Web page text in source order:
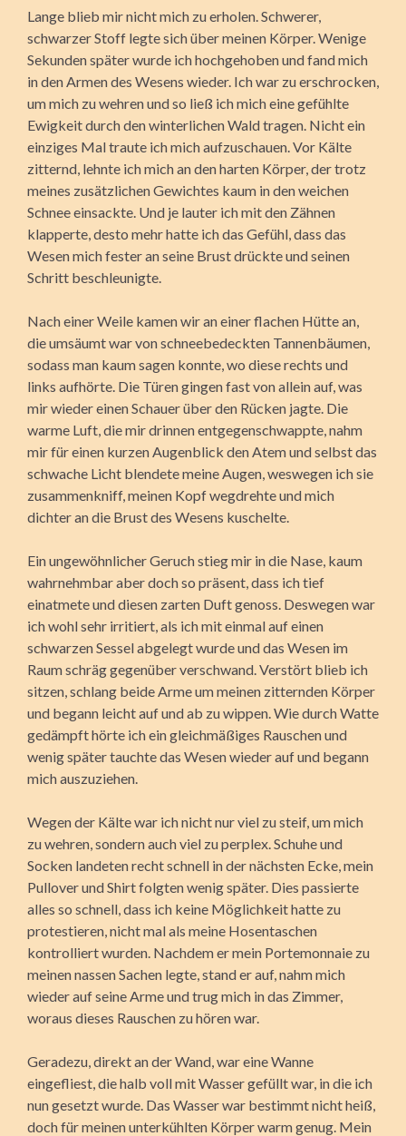
Lange blieb mir nicht mich zu erholen. Schwerer,
schwarzer Stoff legte sich über meinen Körper. Wenige
Sekunden später wurde ich hochgehoben und fand mich
in den Armen des Wesens wieder. Ich war zu erschrocken,
um mich zu wehren und so ließ ich mich eine gefühlte
Ewigkeit durch den winterlichen Wald tragen. Nicht ein
einziges Mal traute ich mich aufzuschauen. Vor Kälte
zitternd, lehnte ich mich an den harten Körper, der trotz
meines zusätzlichen Gewichtes kaum in den weichen
Schnee einsackte. Und je lauter ich mit den Zähnen
klapperte, desto mehr hatte ich das Gefühl, dass das
Wesen mich fester an seine Brust drückte und seinen
Schritt beschleunigte.
Nach einer Weile kamen wir an einer flachen Hütte an,
die umsäumt war von schneebedeckten Tannenbäumen,
sodass man kaum sagen konnte, wo diese rechts und
links aufhörte. Die Türen gingen fast von allein auf, was
mir wieder einen Schauer über den Rücken jagte. Die
warme Luft, die mir drinnen entgegenschwappte, nahm
mir für einen kurzen Augenblick den Atem und selbst das
schwache Licht blendete meine Augen, weswegen ich sie
zusammenkniff, meinen Kopf wegdrehte und mich
dichter an die Brust des Wesens kuschelte.
Ein ungewöhnlicher Geruch stieg mir in die Nase, kaum
wahrnehmbar aber doch so präsent, dass ich tief
einatmete und diesen zarten Duft genoss. Deswegen war
ich wohl sehr irritiert, als ich mit einmal auf einen
schwarzen Sessel abgelegt wurde und das Wesen im
Raum schräg gegenüber verschwand. Verstört blieb ich
sitzen, schlang beide Arme um meinen zitternden Körper
und begann leicht auf und ab zu wippen. Wie durch Watte
gedämpft hörte ich ein gleichmäßiges Rauschen und
wenig später tauchte das Wesen wieder auf und begann
mich auszuziehen.
Wegen der Kälte war ich nicht nur viel zu steif, um mich
zu wehren, sondern auch viel zu perplex. Schuhe und
Socken landeten recht schnell in der nächsten Ecke, mein
Pullover und Shirt folgten wenig später. Dies passierte
alles so schnell, dass ich keine Möglichkeit hatte zu
protestieren, nicht mal als meine Hosentaschen
kontrolliert wurden. Nachdem er mein Portemonnaie zu
meinen nassen Sachen legte, stand er auf, nahm mich
wieder auf seine Arme und trug mich in das Zimmer,
woraus dieses Rauschen zu hören war.
Geradezu, direkt an der Wand, war eine Wanne
eingefliest, die halb voll mit Wasser gefüllt war, in die ich
nun gesetzt wurde. Das Wasser war bestimmt nicht heiß,
doch für meinen unterkühlten Körper warm genug. Mein